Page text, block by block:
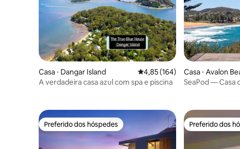
Casa ⋅ Dangar Island 4,85 de uma avaliação média
4,85 (164)
A verdadeira casa azul com spa e piscina
Casa ⋅ Avalon
SeaPod — Casa
Preferido dos hóspedes
Preferido dos hóspedes Preferido dos
Preferido dos